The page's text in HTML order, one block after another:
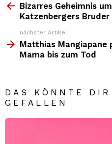
Top
News
Bizarres Geheimnis
Katzenbergers Bruder
nächster Artikel
Matthias Mangiapane
Mama bis zum Tod
DAS KÖNNTE DIR
GEFALLEN